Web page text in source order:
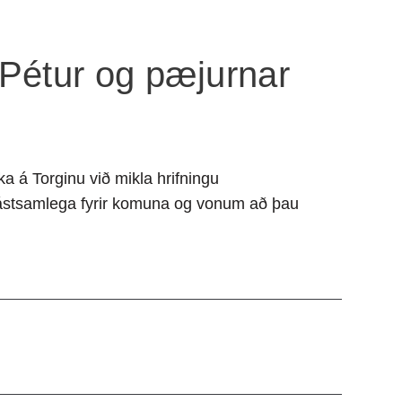
og pæjurnar
á Torginu við mikla hrifningu
fyrir komuna og vonum að þau